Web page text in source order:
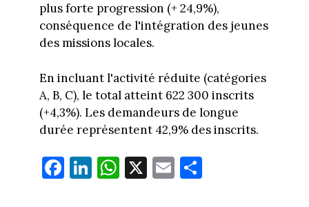
plus forte progression (+ 24,9%),
conséquence de l'intégration des jeunes
des missions locales.
En incluant l'activité réduite (catégories
A, B, C), le total atteint 622 300 inscrits
(+4,3%). Les demandeurs de longue
durée représentent 42,9% des inscrits.
Fa
ce
Li
nk
W
ha
X E
m
Pa